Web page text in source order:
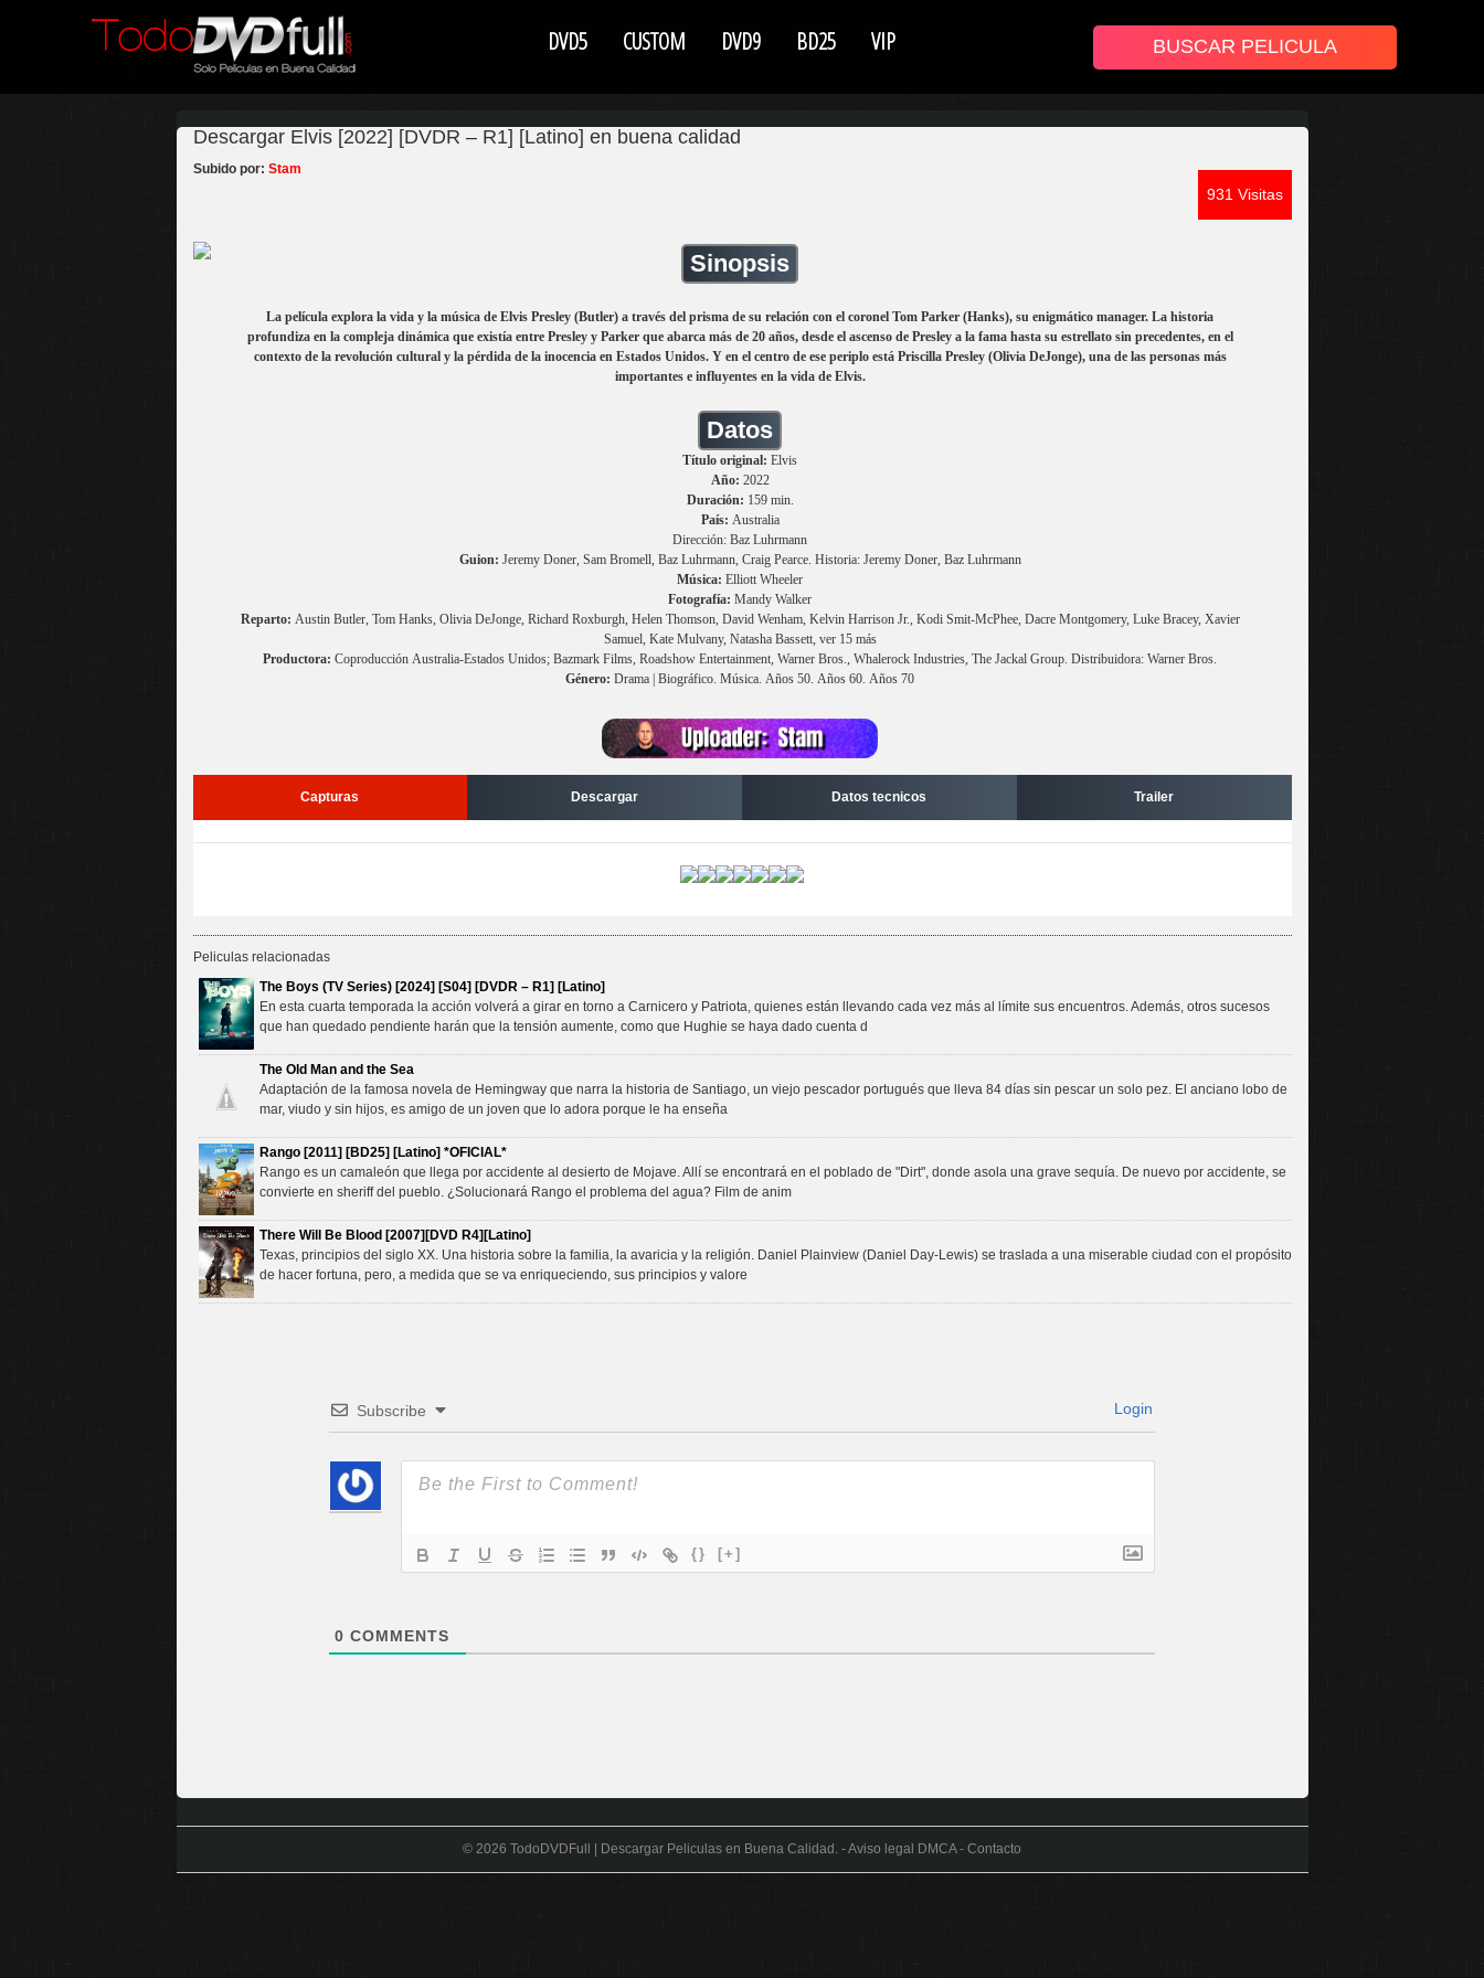
DVD5 CUSTOM DVD9 BD25 VIP
Descargar Elvis [2022] [DVDR – R1] [Latino] en buena calidad
931 Visitas
Subido por: Stam
Sinopsis
La película explora la vida y la música de Elvis Presley (Butler) a través del prisma de su relación con el coronel Tom Parker (Hanks), su enigmático manager. La historia
profundiza en la compleja dinámica que existía entre Presley y Parker que abarca más de 20 años, desde el ascenso de Presley a la fama hasta su estrellato sin precedentes, en el
contexto de la revolución cultural y la pérdida de la inocencia en Estados Unidos. Y en el centro de ese periplo está Priscilla Presley (Olivia DeJonge), una de las personas más
importantes e influyentes en la vida de Elvis.
Datos
Título original: Elvis
Año: 2022
Duración: 159 min.
País: Australia
Dirección: Baz Luhrmann
Guion: Jeremy Doner, Sam Bromell, Baz Luhrmann, Craig Pearce. Historia: Jeremy Doner, Baz Luhrmann
Música: Elliott Wheeler
Fotografía: Mandy Walker
Reparto: Austin Butler, Tom Hanks, Olivia DeJonge, Richard Roxburgh, Helen Thomson, David Wenham, Kelvin Harrison Jr., Kodi Smit-McPhee, Dacre Montgomery, Luke Bracey, Xavier
Samuel, Kate Mulvany, Natasha Bassett, ver 15 más
Productora: Coproducción Australia-Estados Unidos; Bazmark Films, Roadshow Entertainment, Warner Bros., Whalerock Industries, The Jackal Group. Distribuidora: Warner Bros.
Género: Drama | Biográfico. Música. Años 50. Años 60. Años 70
Capturas Descargar Datos tecnicos Trailer
Peliculas relacionadas
The Boys (TV Series) [2024] [S04] [DVDR – R1] [Latino]
En esta cuarta temporada la acción volverá a girar en torno a Carnicero y Patriota, quienes están llevando cada vez más al límite sus encuentros. Además, otros sucesos
que han quedado pendiente harán que la tensión aumente, como que Hughie se haya dado cuenta d
The Old Man and the Sea
Adaptación de la famosa novela de Hemingway que narra la historia de Santiago, un viejo pescador portugués que lleva 84 días sin pescar un solo pez. El anciano lobo de
mar, viudo y sin hijos, es amigo de un joven que lo adora porque le ha enseña
Rango [2011] [BD25] [Latino] *OFICIAL*
Rango es un camaleón que llega por accidente al desierto de Mojave. Allí se encontrará en el poblado de "Dirt", donde asola una grave sequía. De nuevo por accidente, se
convierte en sheriff del pueblo. ¿Solucionará Rango el problema del agua? Film de anim
There Will Be Blood [2007][DVD R4][Latino]
Texas, principios del siglo XX. Una historia sobre la familia, la avaricia y la religión. Daniel Plainview (Daniel Day-Lewis) se traslada a una miserable ciudad con el propósito
de hacer fortuna, pero, a medida que se va enriqueciendo, sus principios y valore
Subscribe Login
{} [+]
0 COMMENTS
© 2026 TodoDVDFull | Descargar Peliculas en Buena Calidad . -Aviso legal DMCA- Contacto